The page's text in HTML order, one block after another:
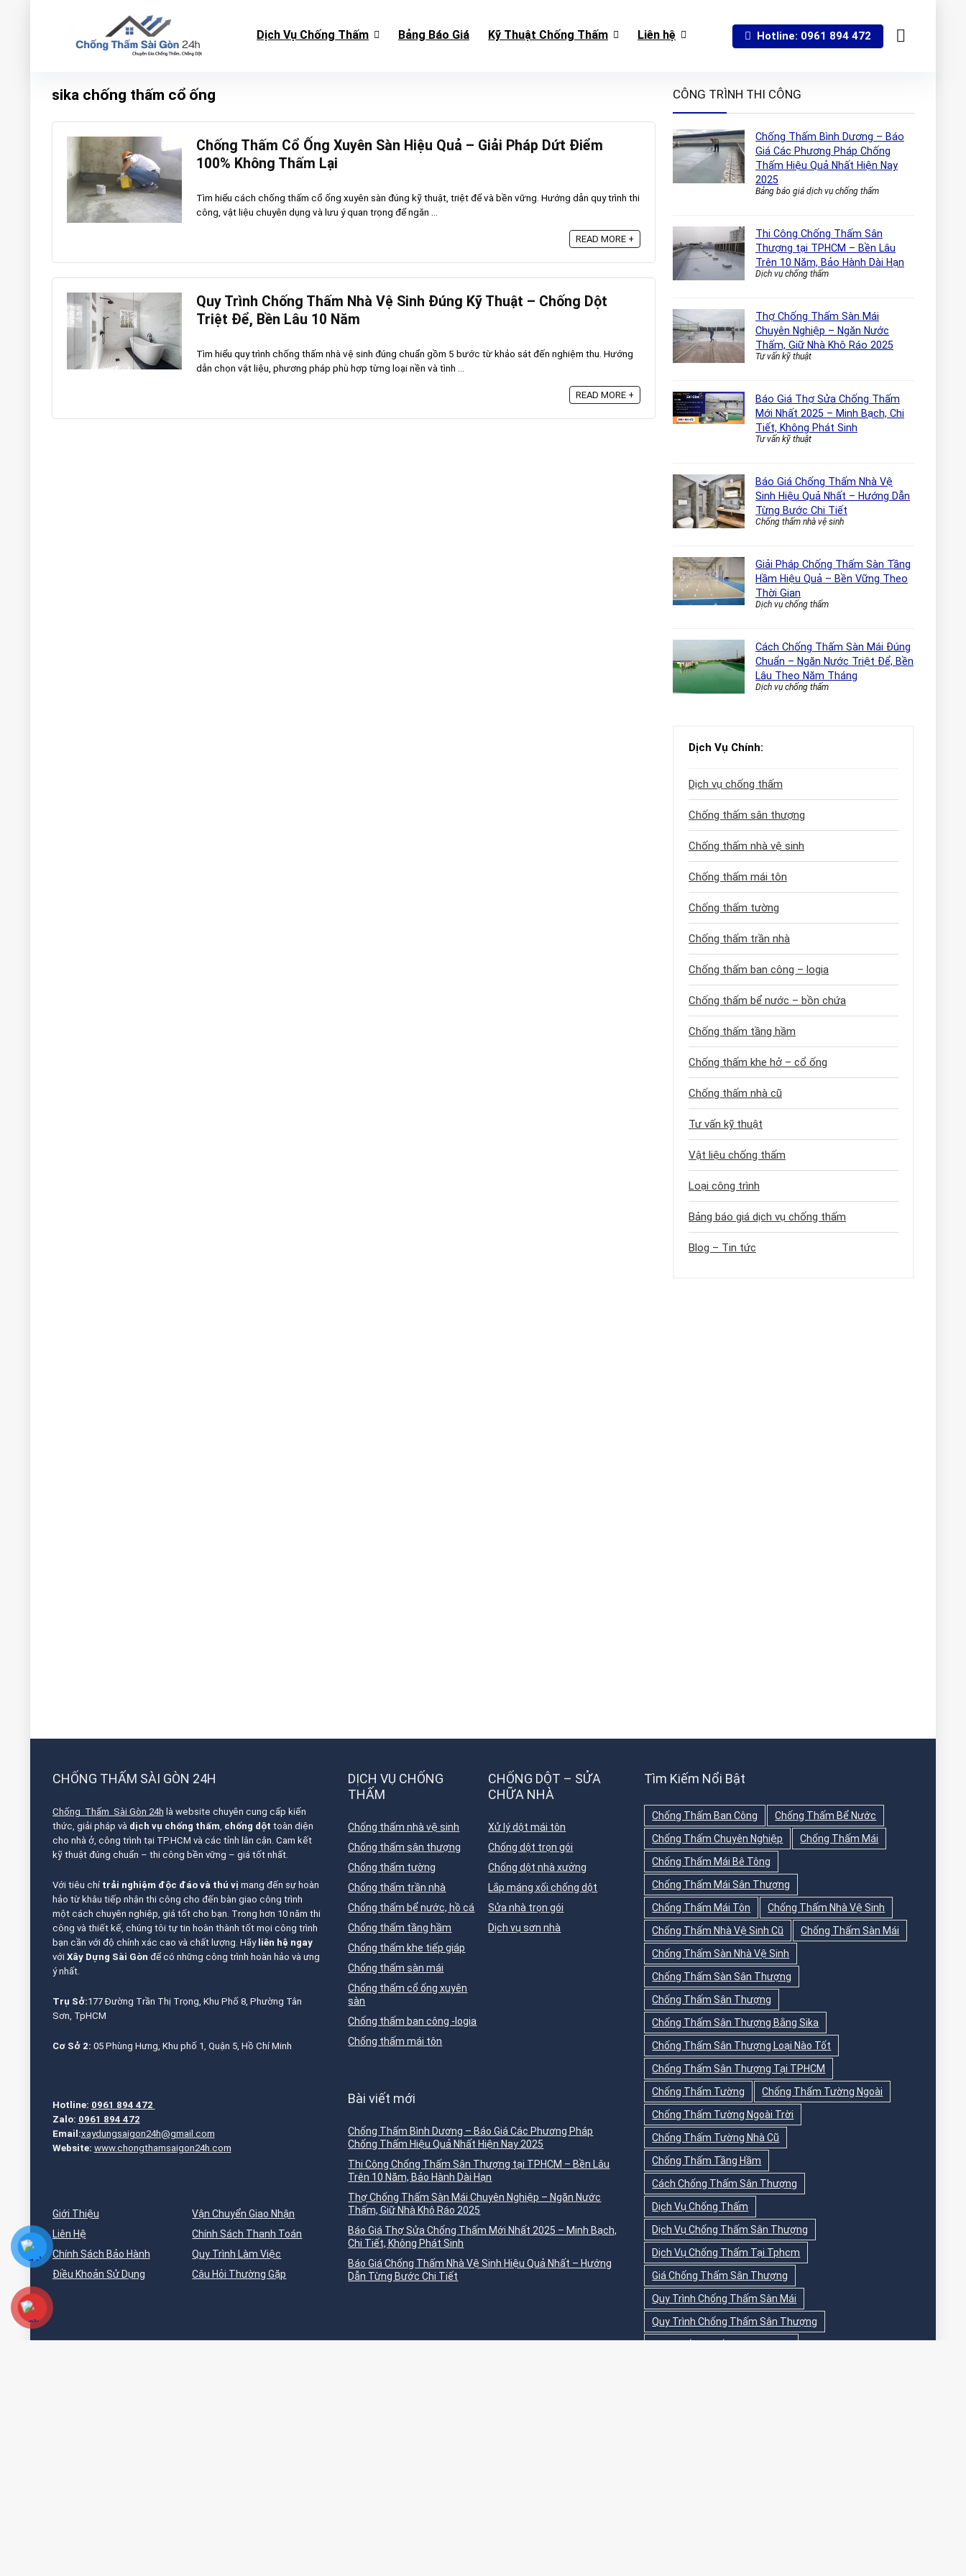
Dịch Vụ Chống Thấm Bảng Báo Giá Kỹ Thuật Chống Thấm Liên hệ Hotline: 0961 894 472
sika chống thấm cổ ống
Chống Thấm Cổ Ống Xuyên Sàn Hiệu Quả – Giải Pháp Dứt Điểm
100% Không Thấm Lại
Tìm hiểu cách chống thấm cổ ống xuyên sàn đúng kỹ thuật, triệt để và bền vững. Hướng dẫn quy trình thi
công, vật liệu chuyên dụng và lưu ý quan trọng để ngăn ...
READ MORE +
Quy Trình Chống Thấm Nhà Vệ Sinh Đúng Kỹ Thuật – Chống Dột
Triệt Để, Bền Lâu 10 Năm
Tìm hiểu quy trình chống thấm nhà vệ sinh đúng chuẩn gồm 5 bước từ khảo sát đến nghiệm thu. Hướng
dẫn chọn vật liệu, phương pháp phù hợp từng loại nền và tình ...
READ MORE +
CÔNG TRÌNH THI CÔNG
Chống Thấm Bình Dương – Báo
Giá Các Phương Pháp Chống
Thấm Hiệu Quả Nhất Hiện Nay
2025
Bảng báo giá dịch vụ chống thấm
Thi Công Chống Thấm Sân
Thượng tại TPHCM – Bền Lâu
Trên 10 Năm, Bảo Hành Dài Hạn
Dịch vụ chống thấm
Thợ Chống Thấm Sàn Mái
Chuyên Nghiệp – Ngăn Nước
Thấm, Giữ Nhà Khô Ráo 2025
Tư vấn kỹ thuật
Báo Giá Thợ Sửa Chống Thấm
Mới Nhất 2025 – Minh Bạch, Chi
Tiết, Không Phát Sinh
Tư vấn kỹ thuật
Báo Giá Chống Thấm Nhà Vệ
Sinh Hiệu Quả Nhất – Hướng Dẫn
Từng Bước Chi Tiết
Chống thấm nhà vệ sinh
Giải Pháp Chống Thấm Sàn Tầng
Hầm Hiệu Quả – Bền Vững Theo
Thời Gian
Dịch vụ chống thấm
Cách Chống Thấm Sàn Mái Đúng
Chuẩn – Ngăn Nước Triệt Để, Bền
Lâu Theo Năm Tháng
Dịch vụ chống thấm
Dịch Vụ Chính:
Dịch vụ chống thấm
Chống thấm sân thượng
Chống thấm nhà vệ sinh
Chống thấm mái tôn
Chống thấm tường
Chống thấm trần nhà
Chống thấm ban công – logia
Chống thấm bể nước – bồn chứa
Chống thấm tầng hầm
Chống thấm khe hở – cổ ống
Chống thấm nhà cũ
Tư vấn kỹ thuật
Vật liệu chống thấm
Loại công trình
Bảng báo giá dịch vụ chống thấm
Blog – Tin tức
CHỐNG THẤM SÀI GÒN 24H
Chống Thấm Sài Gòn 24h là website chuyên cung cấp kiến
thức, giải pháp và dịch vụ chống thấm, chống dột toàn diện
cho nhà ở, công trình tại TP.HCM và các tỉnh lân cận. Cam kết
kỹ thuật đúng chuẩn – thi công bền vững – giá tốt nhất.
Với tiêu chí trải nghiệm độc đáo và thú vị mang đến sự hoàn
hảo từ khâu tiếp nhận thi công cho đến bàn giao công trình
một cách chuyên nghiệp, giá tốt cho bạn. Trong hơn 10 năm thi
công và thiết kế, chúng tôi tự tin hoàn thành tốt mọi công trình
bạn cần với độ chính xác cao và chất lượng. Hãy liên hệ ngay
với Xây Dựng Sài Gòn để có những công trình hoàn hảo và ưng
ý nhất.
Trụ Sở:177 Đường Trần Thị Trọng, Khu Phố 8, Phường Tân
Sơn, TpHCM
Cơ Sở 2: 05 Phùng Hưng, Khu phố 1, Quận 5, Hồ Chí Minh
Hotline: 0961 894 472
Zalo: 0961 894 472
Email:xaydungsaigon24h@gmail.com
Website: www.chongthamsaigon24h.com
Giới Thiệu
Liên Hệ
Chính Sách Bảo Hành
Điều Khoản Sử Dụng
Vận Chuyển Giao Nhận
Chính Sách Thanh Toán
Quy Trình Làm Việc
Câu Hỏi Thường Gặp
DỊCH VỤ CHỐNG
THẤM
Chống thấm nhà vệ sinh
Chống thấm sân thượng
Chống thấm tường
Chống thấm trần nhà
Chống thấm bể nước, hồ cá
Chống thấm tầng hầm
Chống thấm khe tiếp giáp
Chống thấm sàn mái
Chống thấm cổ ống xuyên
sàn
Chống thấm ban công -logia
Chống thấm mái tôn
CHỐNG DỘT – SỬA
CHỮA NHÀ
Xử lý dột mái tôn
Chống dột trọn gói
Chống dột nhà xưởng
Lắp máng xối chống dột
Sửa nhà trọn gói
Dịch vụ sơn nhà
Bài viết mới
Chống Thấm Bình Dương – Báo Giá Các Phương Pháp
Chống Thấm Hiệu Quả Nhất Hiện Nay 2025
Thi Công Chống Thấm Sân Thượng tại TPHCM – Bền Lâu
Trên 10 Năm, Bảo Hành Dài Hạn
Thợ Chống Thấm Sàn Mái Chuyên Nghiệp – Ngăn Nước
Thấm, Giữ Nhà Khô Ráo 2025
Báo Giá Thợ Sửa Chống Thấm Mới Nhất 2025 – Minh Bạch,
Chi Tiết, Không Phát Sinh
Báo Giá Chống Thấm Nhà Vệ Sinh Hiệu Quả Nhất – Hướng
Dẫn Từng Bước Chi Tiết
Tìm Kiếm Nổi Bật
Chống Thấm Ban Công
Chống Thấm Bể Nước
Chống Thấm Chuyên Nghiệp
Chống Thấm Mái
Chống Thấm Mái Bê Tông
Chống Thấm Mái Sân Thượng
Chống Thấm Mái Tôn
Chống Thấm Nhà Vệ Sinh
Chống Thấm Nhà Vệ Sinh Cũ
Chống Thấm Sàn Mái
Chống Thấm Sàn Nhà Vệ Sinh
Chống Thấm Sàn Sân Thượng
Chống Thấm Sân Thượng
Chống Thấm Sân Thượng Bằng Sika
Chống Thấm Sân Thượng Loại Nào Tốt
Chống Thấm Sân Thượng Tại TPHCM
Chống Thấm Tường
Chống Thấm Tường Ngoài
Chống Thấm Tường Ngoài Trời
Chống Thấm Tường Nhà Cũ
Chống Thấm Tầng Hầm
Cách Chống Thấm Sân Thượng
Dịch Vụ Chống Thấm
Dịch Vụ Chống Thấm Sân Thượng
Dịch Vụ Chống Thấm Tại Tphcm
Giá Chống Thấm Sân Thượng
Quy Trình Chống Thấm Sàn Mái
Quy Trình Chống Thấm Sân Thượng